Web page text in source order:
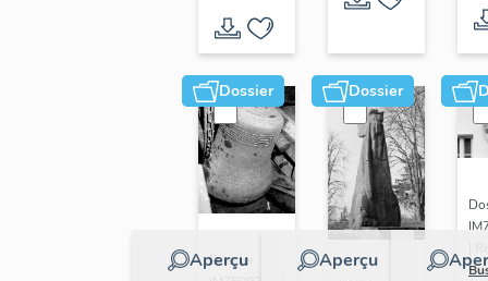
Dossier
Aperçu
Dossier
Dossier
Aperçu